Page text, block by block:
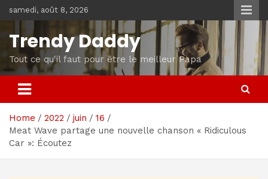
to
content
samedi, août 8, 2026
Trendy Daddy
Tout ce qu'il faut pour être le meilleur Papa
Home 2022 juin
16
Meat Wave partage une nouvelle chanson « Ridiculous
Car »: Écoutez